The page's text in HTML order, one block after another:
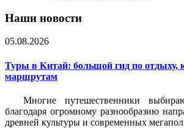
Наши новости
05.08.2026
Туры в Китай: большой гид по отдыху,
маршрутам
Многие путешественники
благодаря огромному разнообразию
древней культуры и современных